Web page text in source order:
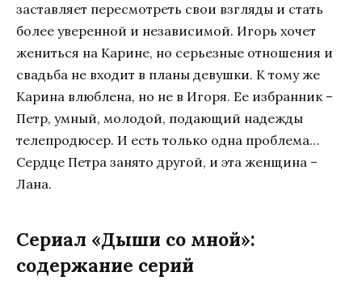
заставляет пересмотреть свои взгляды и стать
более уверенной и независимой. Игорь хочет
жениться на Карине, но серьезные отношения и
свадьба не входит в планы девушки. К тому же
Карина влюблена, но не в Игоря. Ее избранник –
Петр, умный, молодой, подающий надежды
телепродюсер. И есть только одна проблема…
Сердце Петра занято другой, и эта женщина –
Лана.
Сериал «Дыши со мной»:
содержание серий